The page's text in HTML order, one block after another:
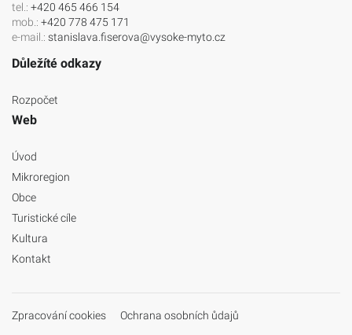
tel.: +420 465 466 154
mob.: +420 778 475 171
e-mail.: stanislava.fiserova@vysoke-myto.cz
Důležíté odkazy
Rozpočet
Web
Úvod
Mikroregion
Obce
Turistické cíle
Kultura
Kontakt
Zpracování cookies Ochrana osobních ůdajů